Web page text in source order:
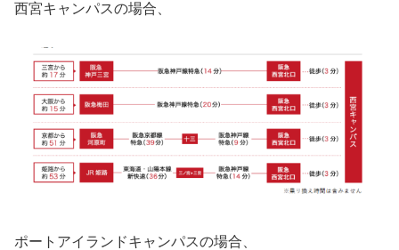
西宮キャンパスの場合、
ポートアイランドキャンパスの場合、